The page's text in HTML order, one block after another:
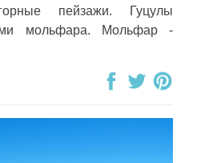
пейзажи. Гуцулы
мольфара. Мольфар -